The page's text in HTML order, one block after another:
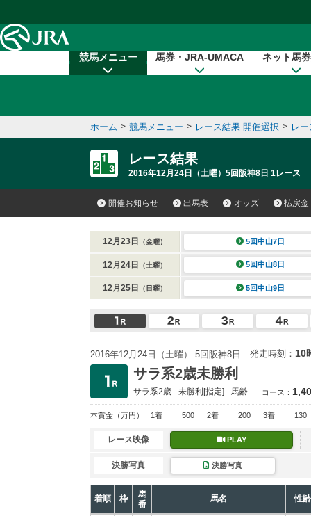
競馬メニュー 馬券・JRA-UMACA ネット馬
ホーム > 競馬メニュー > レース結果 開催選択 > レ
レース結果
2016年12月24日（土曜）5回阪神8日 1レース
開催お知らせ 出馬表 オッズ 払戻金
12月23日 （金曜） 5回中山7日
12月24日 （土曜） 5回中山8日
12月25日 （日曜） 5回中山9日
2016年12月24日（土曜） 5回阪神8日 発走時刻： 10
サラ系2歳未勝利
サラ系2歳 未勝利[指定] 馬齢 コース：
本賞金 （万円） 1着 500 2着 200 3着 130
レース映像 PLAY
決勝写真 決勝写真
着順 枠
馬
番
馬名 性齢